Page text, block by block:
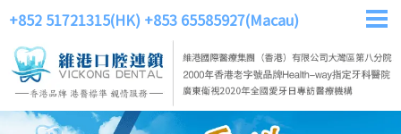
+852 51721315(HK) +853 65585927(Macau)